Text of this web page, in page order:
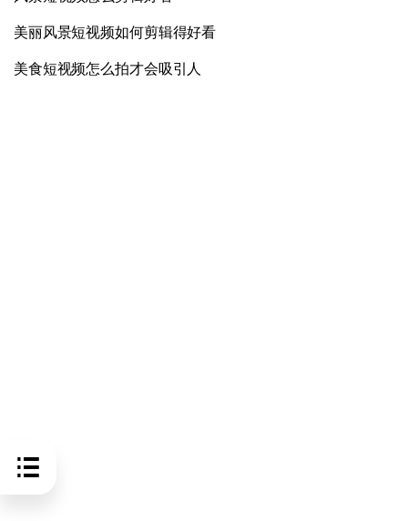
美丽风景短视频如何剪辑得好看
美食短视频怎么拍才会吸引人